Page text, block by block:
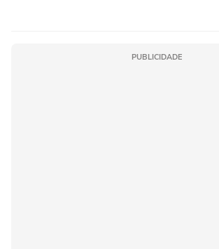
PUBLICIDADE